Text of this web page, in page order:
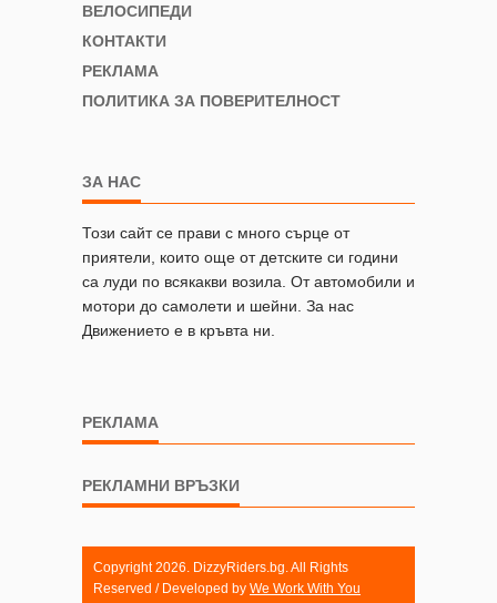
ВЕЛОСИПЕДИ
КОНТАКТИ
РЕКЛАМА
ПОЛИТИКА ЗА ПОВЕРИТЕЛНОСТ
ЗА НАС
Този сайт се прави с много сърце от
приятели, които още от детските си години
са луди по всякакви возила. От автомобили и
мотори до самолети и шейни. За нас
Движението е в кръвта ни.
РЕКЛАМА
РЕКЛАМНИ ВРЪЗКИ
Copyright 2026. DizzyRiders.bg. All Rights
Reserved / Developed by We Work With You